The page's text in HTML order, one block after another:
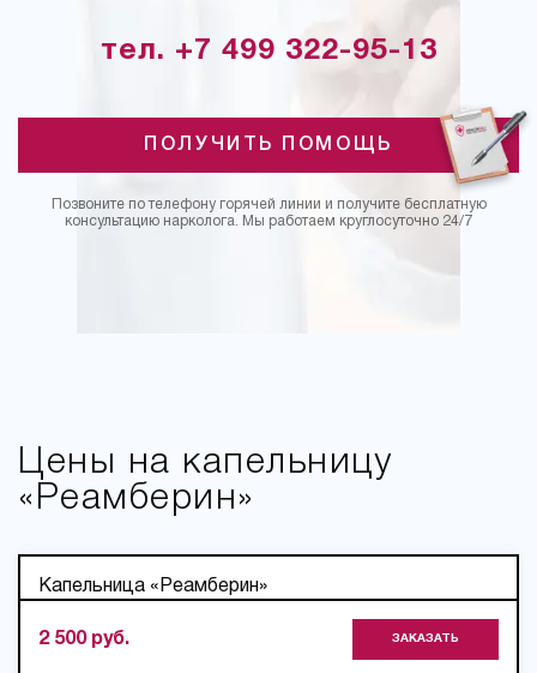
тел. +7 499 322-95-13
ПОЛУЧИТЬ ПОМОЩЬ
Позвоните по телефону горячей линии и получите бесплатную
консультацию нарколога. Мы работаем круглосуточно 24/7
Цены на капельницу
«Реамберин»
Капельница «Реамберин»
2 500 руб. ЗАКАЗАТЬ